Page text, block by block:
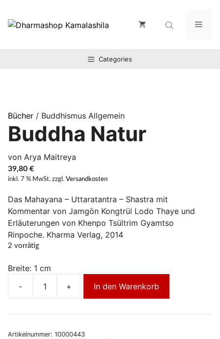
Inhalt
springen
Categories
Bücher / Buddhismus Allgemein
Buddha Natur
von Arya Maitreya
39,80 €
inkl. 7 % MwSt. zzgl. Versandkosten
Das Mahayana – Uttaratantra – Shastra mit
Kommentar von Jamgön Kongtrül Lodo Thaye und
Erläuterungen von Khenpo Tsültrim Gyamtso
Rinpoche. Kharma Verlag, 2014
2 vorrätig
Breite: 1 cm
-
Buddha
Menge
+ In den Warenkorb
Artikelnummer: 10000443